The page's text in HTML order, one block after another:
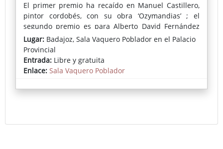
El primer premio ha recaído en Manuel Castillero,
pintor cordobés, con su obra ‘Ozymandias’ ; el
segundo premio es para Alberto David Fernández
por su ‘Paisaje humano (mujer hurdana)’; el tercero,
Domingo Martínez con ‘Doppelgänger: Cronofobia’; y
José Arnau Belén se ha alzado con el cuarto premio
al presentar ‘Composición’.
En cuanto al Premio del Jurado Popular, ha viajado
Lugar: Badajoz, Sala Vaquero Poblador en el Palacio
Provincial
Entrada: Libre y gratuita
Enlace: Sala Vaquero Poblador